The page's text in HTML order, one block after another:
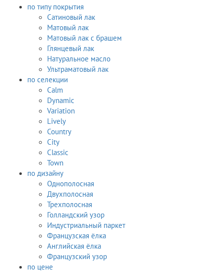
по типу покрытия
Сатиновый лак
Матовый лак
Матовый лак с брашем
Глянцевый лак
Натуральное масло
Ультраматовый лак
по селекции
Calm
Dynamic
Variation
Lively
Country
City
Classic
Town
по дизайну
Однополосная
Двухполосная
Трехполосная
Голландский узор
Индустриальный паркет
Французская ёлка
Английская ёлка
Французский узор
по цене